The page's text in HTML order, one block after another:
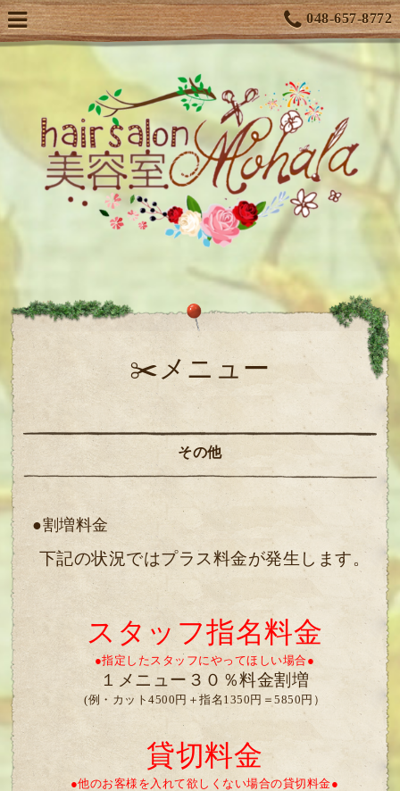
048-657-8772
✂️メニュー
その他
●割増料金
下記の状況ではプラス料金が発生します。
スタッフ指名料金
●指定したスタッフにやってほしい場合●
１メニュー３０％料金割増
(例・カット4500円＋指名1350円＝5850円）
貸切料金
●他のお客様を入れて欲しくない場合の貸切料金●